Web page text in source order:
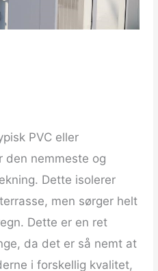
PVC eller
den nemmeste og
Dette isolerer
men sørger helt
Dette er en ret
da det er så nemt at
i forskellig kvalitet,